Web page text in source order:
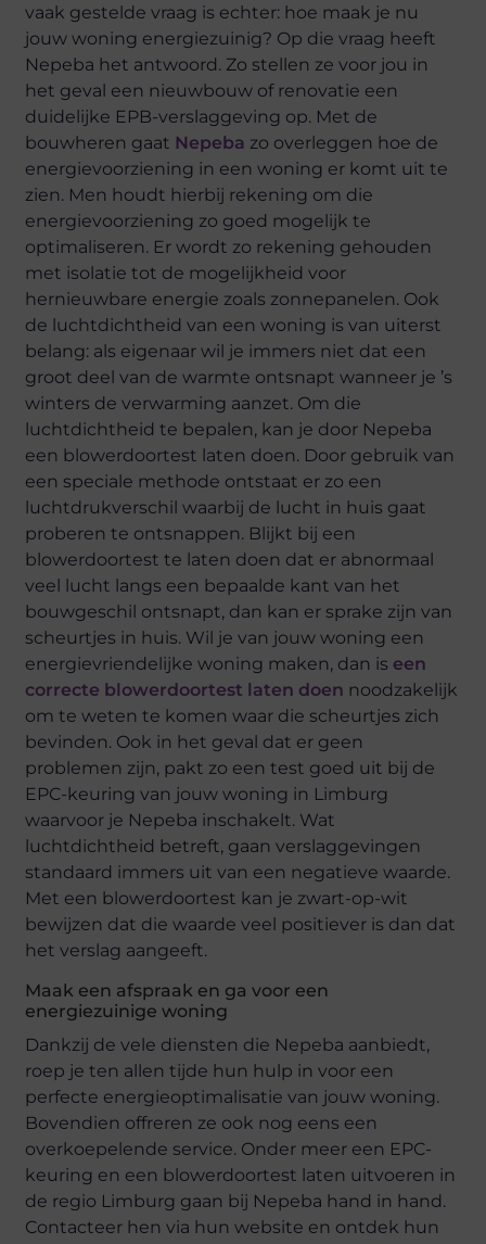
vaak gestelde vraag is echter: hoe maak je nu
jouw woning energiezuinig? Op die vraag heeft
Nepeba het antwoord. Zo stellen ze voor jou in
het geval een nieuwbouw of renovatie een
duidelijke EPB-verslaggeving op. Met de
bouwheren gaat Nepeba zo overleggen hoe de
energievoorziening in een woning er komt uit te
zien. Men houdt hierbij rekening om die
energievoorziening zo goed mogelijk te
optimaliseren. Er wordt zo rekening gehouden
met isolatie tot de mogelijkheid voor
hernieuwbare energie zoals zonnepanelen. Ook
de luchtdichtheid van een woning is van uiterst
belang: als eigenaar wil je immers niet dat een
groot deel van de warmte ontsnapt wanneer je ’s
winters de verwarming aanzet. Om die
luchtdichtheid te bepalen, kan je door Nepeba
een blowerdoortest laten doen. Door gebruik van
een speciale methode ontstaat er zo een
luchtdrukverschil waarbij de lucht in huis gaat
proberen te ontsnappen. Blijkt bij een
blowerdoortest te laten doen dat er abnormaal
veel lucht langs een bepaalde kant van het
bouwgeschil ontsnapt, dan kan er sprake zijn van
scheurtjes in huis. Wil je van jouw woning een
energievriendelijke woning maken, dan is een
correcte blowerdoortest laten doen noodzakelijk
om te weten te komen waar die scheurtjes zich
bevinden. Ook in het geval dat er geen
problemen zijn, pakt zo een test goed uit bij de
EPC-keuring van jouw woning in Limburg
waarvoor je Nepeba inschakelt. Wat
luchtdichtheid betreft, gaan verslaggevingen
standaard immers uit van een negatieve waarde.
Met een blowerdoortest kan je zwart-op-wit
bewijzen dat die waarde veel positiever is dan dat
het verslag aangeeft.
Maak een afspraak en ga voor een
energiezuinige woning
Dankzij de vele diensten die Nepeba aanbiedt,
roep je ten allen tijde hun hulp in voor een
perfecte energieoptimalisatie van jouw woning.
Bovendien offreren ze ook nog eens een
overkoepelende service. Onder meer een EPC-
keuring en een blowerdoortest laten uitvoeren in
de regio Limburg gaan bij Nepeba hand in hand.
Contacteer hen via hun website en ontdek hun